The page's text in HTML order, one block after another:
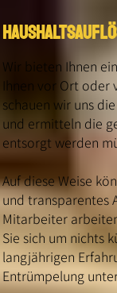
Wir bieten Ihnen
Ihnen vor Ort
schauen wir uns
und ermitteln die
entsorgt werden
Auf diese Weise
und transparentes
Mitarbeiter
Sie sich um nichts
langjährigen
Entrümpelung